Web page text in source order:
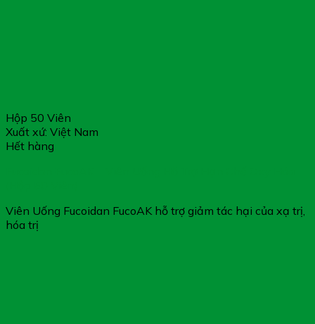
Hộp 50 Viên
Xuất xứ: Việt Nam
Hết hàng
Viên Uống Fucoidan FucoAK hỗ trợ giảm tác hại của xạ trị,
hóa trị